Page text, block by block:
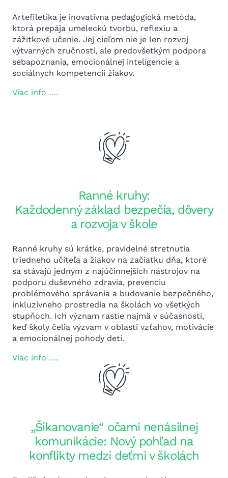
Artefiletika je inovatívna pedagogická metóda,
ktorá prepája umeleckú tvorbu, reflexiu a
zážitkové učenie. Jej cieľom nie je len rozvoj
výtvarných zručností, ale predovšetkým podpora
sebapoznania, emocionálnej inteligencie a
sociálnych kompetencií žiakov.
Viac info ….
Ranné kruhy:
Každodenný základ bezpečia, dôvery
a rozvoja v škole
Ranné kruhy sú krátke, pravidelné stretnutia
triedneho učiteľa a žiakov na začiatku dňa, ktoré
sa stávajú jedným z najúčinnejších nástrojov na
podporu duševného zdravia, prevenciu
problémového správania a budovanie bezpečného,
inkluzívneho prostredia na školách vo všetkých
stupňoch. Ich význam rastie najmä v súčasnosti,
keď školy čelia výzvam v oblasti vzťahov, motivácie
a emocionálnej pohody detí.
Viac info ….
„Šikanovanie“ očami nenásilnej
komunikácie: Nový pohľad na
konflikty medzi deťmi v školách